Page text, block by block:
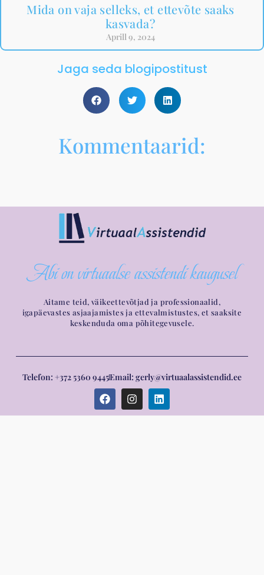
Mida on vaja selleks, et ettevõte saaks
kasvada?
Aprill 9, 2024
Jaga seda blogipostitust
Kommentaarid:
Abi on virtuaalse assistendi kaugusel
Aitame teid, väikeettevõtjad ja professionaalid,
igapäevastes asjaajamistes ja ettevalmistustes, et saaksite
keskenduda oma põhitegevusele.
Telefon: +372 5360 9445Email: gerly@virtuaalassistendid.ee